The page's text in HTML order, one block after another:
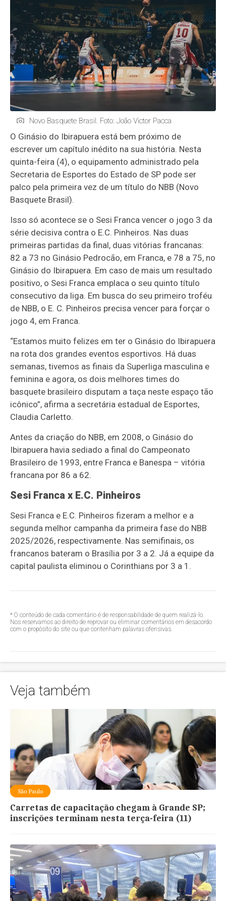
Novo Basquete Brasil. Foto: João Victor Pacca
O Ginásio do Ibirapuera está bem próximo de
escrever um capítulo inédito na sua história. Nesta
quinta-feira (4), o equipamento administrado pela
Secretaria de Esportes do Estado de SP pode ser
palco pela primeira vez de um título do NBB (Novo
Basquete Brasil).
Isso só acontece se o Sesi Franca vencer o jogo 3 da
série decisiva contra o E.C. Pinheiros. Nas duas
primeiras partidas da final, duas vitórias francanas:
82 a 73 no Ginásio Pedrocão, em Franca, e 78 a 75, no
Ginásio do Ibirapuera. Em caso de mais um resultado
positivo, o Sesi Franca emplaca o seu quinto título
consecutivo da liga. Em busca do seu primeiro troféu
de NBB, o E. C. Pinheiros precisa vencer para forçar o
jogo 4, em Franca.
“Estamos muito felizes em ter o Ginásio do Ibirapuera
na rota dos grandes eventos esportivos. Há duas
semanas, tivemos as finais da Superliga masculina e
feminina e agora, os dois melhores times do
basquete brasileiro disputam a taça neste espaço tão
icônico”, afirma a secretária estadual de Esportes,
Claudia Carletto.
Antes da criação do NBB, em 2008, o Ginásio do
Ibirapuera havia sediado a final do Campeonato
Brasileiro de 1993, entre Franca e Banespa – vitória
francana por 86 a 62.
Sesi Franca x E.C. Pinheiros
Sesi Franca e E.C. Pinheiros fizeram a melhor e a
segunda melhor campanha da primeira fase do NBB
2025/2026, respectivamente. Nas semifinais, os
francanos bateram o Brasília por 3 a 2. Já a equipe da
capital paulista eliminou o Corinthians por 3 a 1.
* O conteúdo de cada comentário é de responsabilidade de quem realizá-lo.
Nos reservamos ao direito de reprovar ou eliminar comentários em desacordo
com o propósito do site ou que contenham palavras ofensivas.
Veja também
São Paulo
Carretas de capacitação chegam à Grande SP;
inscrições terminam nesta terça-feira (11)